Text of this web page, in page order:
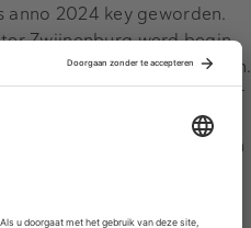
anno 2024 key geworden.
Zwijnenburg werd begin
Solutions te perfectioneren.
Dat gebeurt als er
Ben je verzekerd, dan
“Binnen Aon ondersteunen
te komen.”
juist op specifieke